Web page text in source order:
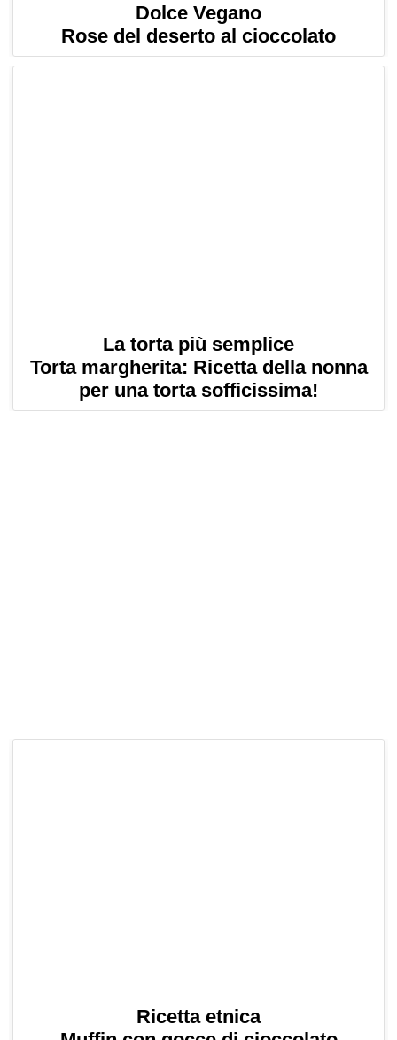
Dolce Vegano
Rose del deserto al cioccolato
La torta più semplice
Torta margherita: Ricetta della nonna
per una torta sofficissima!
Ricetta etnica